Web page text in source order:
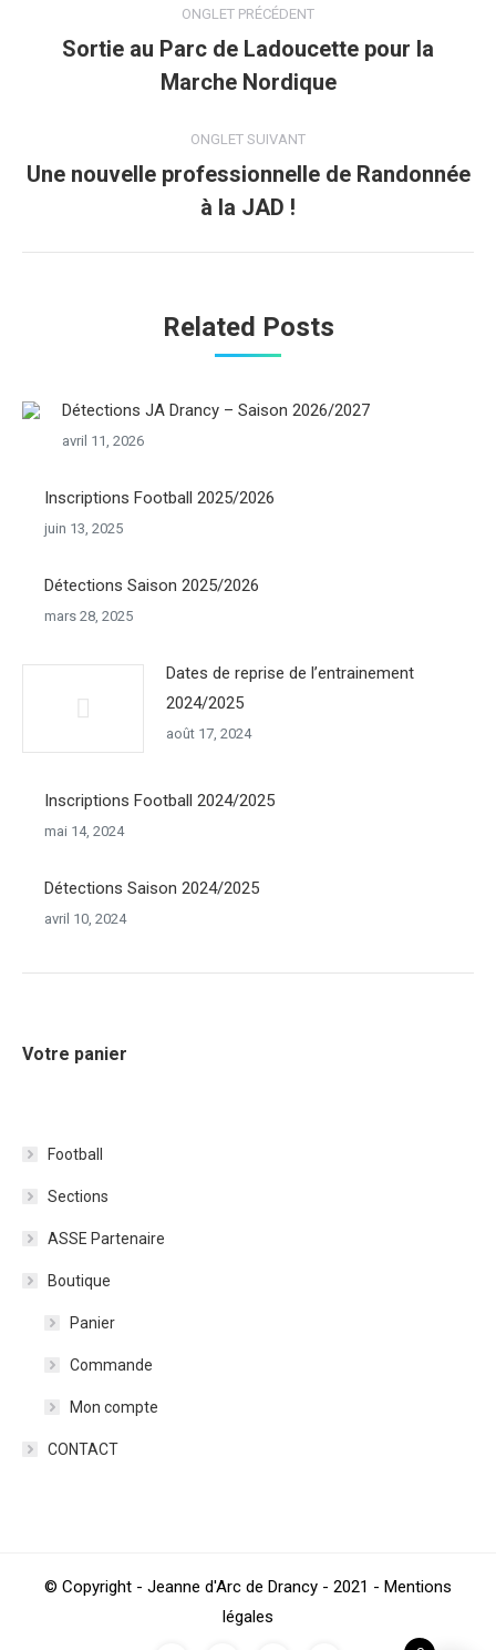
commentaire
ONGLET PRÉCÉDENT
Onglet
précédent
Sortie au Parc de Ladoucette pour la
Marche Nordique
ONGLET SUIVANT
Onglet
suivant
Une nouvelle professionnelle de Randonnée
à la JAD !
Related Posts
Détections JA Drancy – Saison 2026/2027
avril 11, 2026
Inscriptions Football 2025/2026
juin 13, 2025
Détections Saison 2025/2026
mars 28, 2025
Dates de reprise de l’entrainement
2024/2025
août 17, 2024
Inscriptions Football 2024/2025
mai 14, 2024
Détections Saison 2024/2025
avril 10, 2024
Votre panier
Football
Sections
ASSE Partenaire
Boutique
Panier
Commande
Mon compte
CONTACT
© Copyright - Jeanne d'Arc de Drancy - 2021 - Mentions
légales